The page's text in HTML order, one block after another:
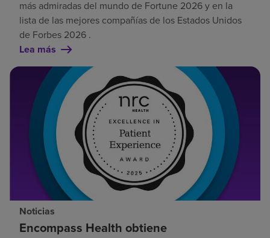
más admiradas del mundo de Fortune 2026 y en la
lista de las mejores compañías de los Estados Unidos
de Forbes 2026 .
Lea más
Noticias
Encompass Health obtiene